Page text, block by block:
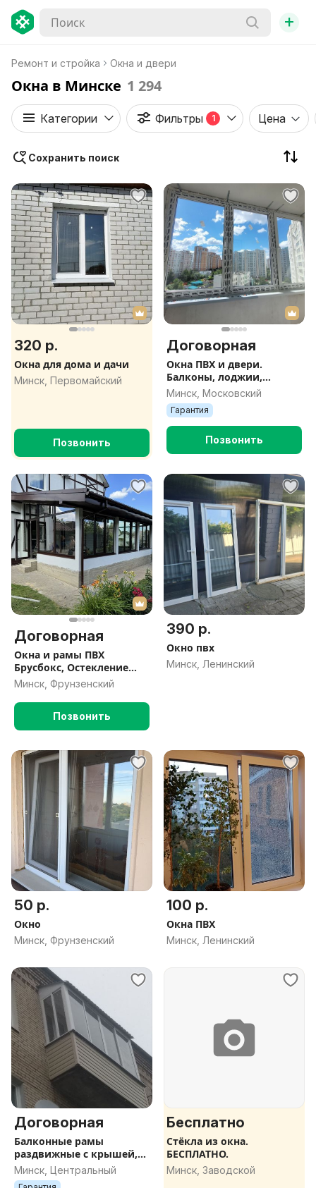
+
Ремонт и стройка Окна и двери
Окна в Минске 1 294
Категории Фильтры 1 Цена
Сохранить поиск
320 р.
Окна для дома и дачи
Минск, Первомайский
Позвонить
Договорная
Окна ПВХ и двери.
Балконы, лоджии,
террасы. Монтаж и
отделка. Стеклопакеты
Минск, Московский
Гарантия
Позвонить
Договорная
Окна и рамы ПВХ
Брусбокс, Остекление
Террас, Дач , Домов
Минск, Фрунзенский
Позвонить
390 р.
Окно пвх
Минск, Ленинский
50 р.
Окно
Минск, Фрунзенский
100 р.
Окна ПВХ
Минск, Ленинский
Договорная
Балконные рамы
раздвижные с крышей,
выносом от ALEKSPRO.BY
Минск, Центральный
Бесплатно
Стёкла из окна.
БЕСПЛАТНО.
Минск, Заводской